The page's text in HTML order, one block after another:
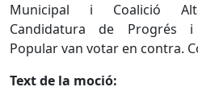
Municipal i Coalició
Candidatura de Progrés
Popular van votar en contra.
Text de la moció: